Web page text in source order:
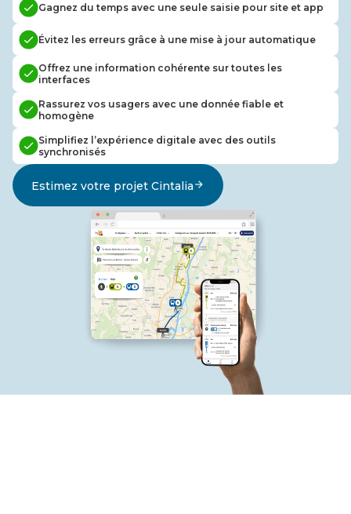
Gagnez du temps avec une seule saisie pour site et app
Évitez les erreurs grâce à une mise à jour automatique
Offrez une information cohérente sur toutes les
interfaces
Rassurez vos usagers avec une donnée fiable et
homogène
Simplifiez l’expérience digitale avec des outils
synchronisés
Estimez votre projet Cintalia​ arrow_forward